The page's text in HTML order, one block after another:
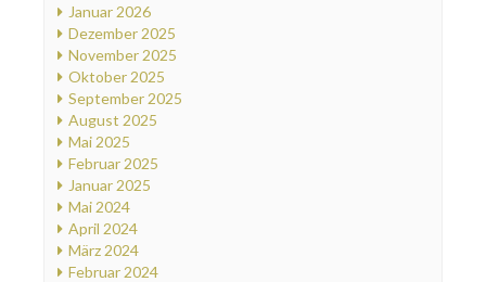
Januar 2026
Dezember 2025
November 2025
Oktober 2025
September 2025
August 2025
Mai 2025
Februar 2025
Januar 2025
Mai 2024
April 2024
März 2024
Februar 2024